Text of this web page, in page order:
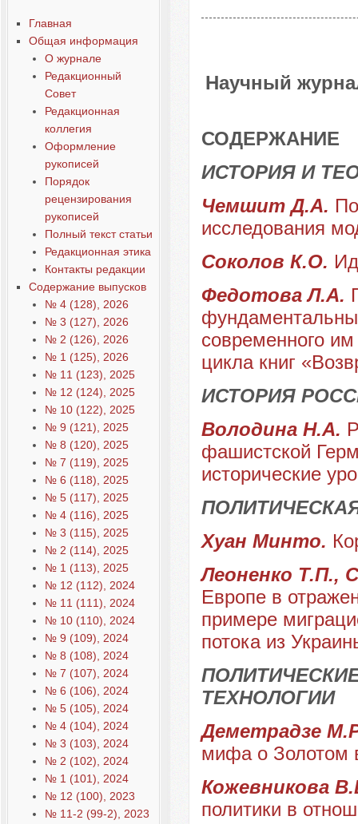
Главная
Общая информация
О журнале
Редакционный
Совет
Редакционная
коллегия
Оформление
рукописей
Порядок
рецензирования
рукописей
Полный текст статьи
Редакционная этика
Контакты редакции
Содержание выпусков
№ 4 (128), 2026
№ 3 (127), 2026
№ 2 (126), 2026
№ 1 (125), 2026
№ 11 (123), 2025
№ 12 (124), 2025
№ 10 (122), 2025
№ 9 (121), 2025
№ 8 (120), 2025
№ 7 (119), 2025
№ 6 (118), 2025
№ 5 (117), 2025
№ 4 (116), 2025
№ 3 (115), 2025
№ 2 (114), 2025
№ 1 (113), 2025
№ 12 (112), 2024
№ 11 (111), 2024
№ 10 (110), 2024
№ 9 (109), 2024
№ 8 (108), 2024
№ 7 (107), 2024
№ 6 (106), 2024
№ 5 (105), 2024
№ 4 (104), 2024
№ 3 (103), 2024
№ 2 (102), 2024
№ 1 (101), 2024
№ 12 (100), 2023
№ 11-2 (99-2), 2023
Научный
СОДЕРЖАНИЕ
ИСТОРИЯ И
Чемшит Д.А.
исследования
Соколов К.О.
Федотова Л.А.
современного им
цикла книг
ИСТОРИЯ
Володина Н.А.
фашистской
исторические
Хуан Минто.
Леоненко Т.П.,
Европе в
примере
потока из
ТЕХНОЛОГИИ
Деметрадзе
мифа о Золотом
Кожевникова
политики в